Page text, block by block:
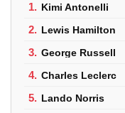
1. Kimi Antonelli
2. Lewis Hamilton
3. George Russell
4. Charles Leclerc
5. Lando Norris